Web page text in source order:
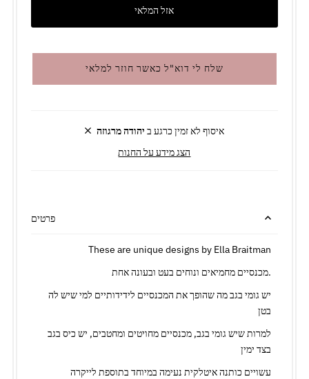
שלח לי דוא"ל כאשר חוזר למלאי
איסוף לא זמין כרגע ב יהודה מרגוזה
הצג מידע על החנות
פרטים
These are unique designs by Ella Braitman
מכנסיים מחמיאים ונוחים בעט ובעונה אחת.
יש גומי בגב מה שהופך את המכנסיים לידידותיים למי שיש לה
בטן
למרות שיש גומי בגב, מכנסיים מחויטים ומחטבים, יש כיס בגב
בצד ימין
עשויים כותנה איטלקית נעימה במיוחד בתוספת לייקרה